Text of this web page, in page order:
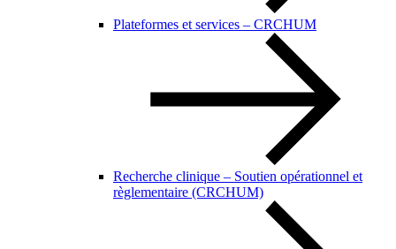
Plateformes et services – CRCHUM
Recherche clinique – Soutien opérationnel et
règlementaire (CRCHUM)